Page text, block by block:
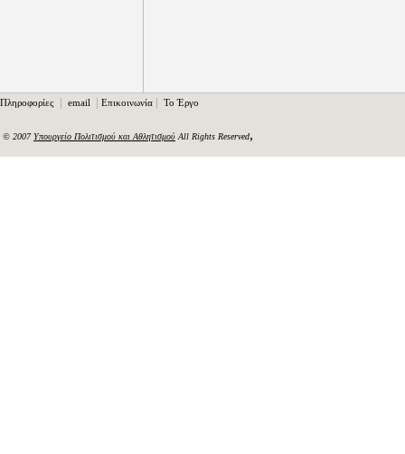
Πληροφορίες | email | Επικοινωνία | Το Έργο
© 2007Υπουργείο Πολιτισμού και Αθλητισμού All Rights Reserved,